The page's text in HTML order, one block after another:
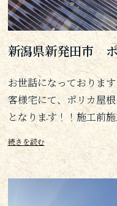
新潟県新発田市
お世話になっておりま
客様宅にて、ポリカ屋
となります！！施工前
続きを読む